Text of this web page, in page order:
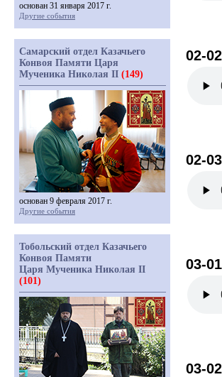
02-02
02-03
03-01
03-02
основан 31 января 2017 г.
Другие события
Самарский отдел Казачьего
Конвоя Памяти Царя
Мученика Николая II (149)
основан 9 февраля 2017 г.
Другие события
Тобольский отдел Казачьего
Конвоя Памяти
Царя Мученика Николая II
(101)